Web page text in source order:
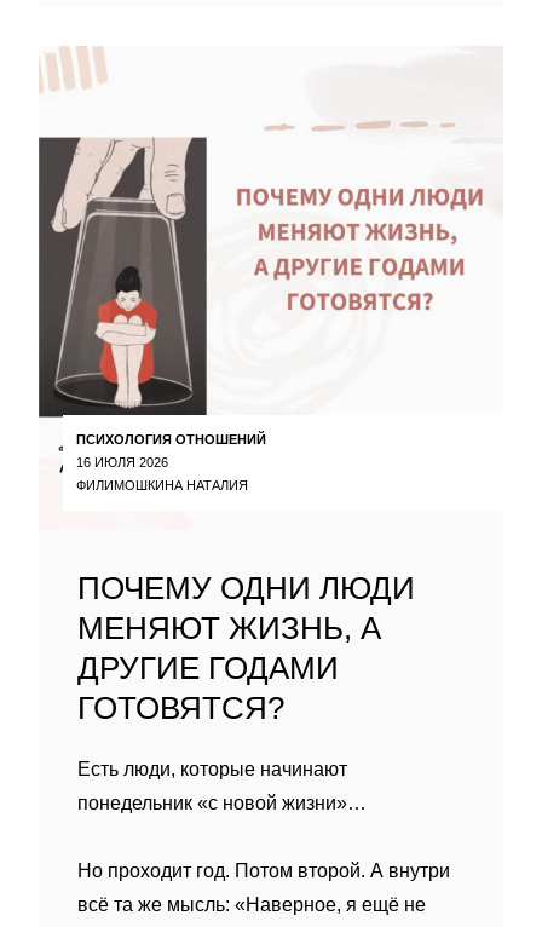
ПСИХОЛОГИЯ ОТНОШЕНИЙ
16 ИЮЛЯ 2026
ФИЛИМОШКИНА НАТАЛИЯ
ПОЧЕМУ ОДНИ ЛЮДИ
МЕНЯЮТ ЖИЗНЬ, А
ДРУГИЕ ГОДАМИ
ГОТОВЯТСЯ?
Есть люди, которые начинают
понедельник «с новой жизни»…
Но проходит год. Потом второй. А внутри
всё та же мысль: «Наверное, я ещё не